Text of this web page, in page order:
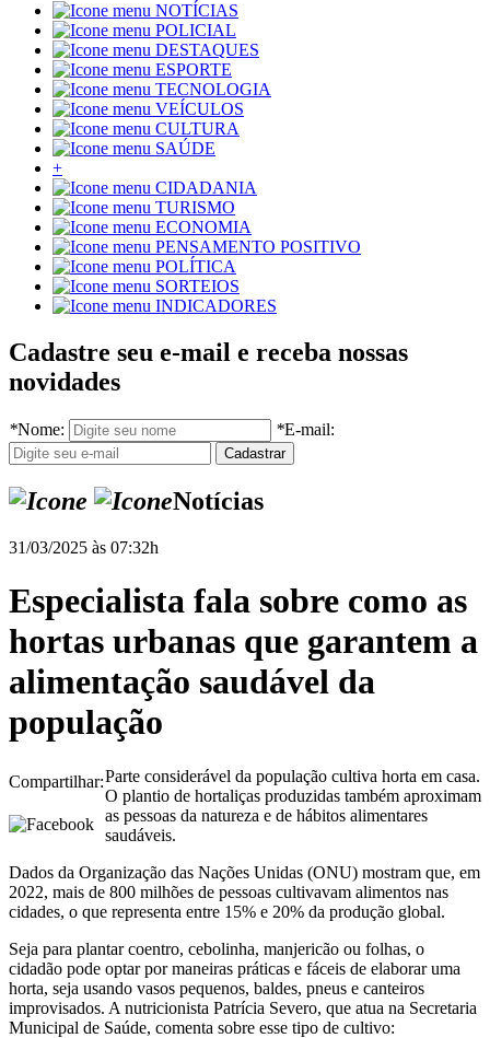
NOTÍCIAS
POLICIAL
DESTAQUES
ESPORTE
TECNOLOGIA
VEÍCULOS
CULTURA
SAÚDE
+
CIDADANIA
TURISMO
ECONOMIA
PENSAMENTO POSITIVO
POLÍTICA
SORTEIOS
INDICADORES
Cadastre seu e-mail e receba nossas
novidades
*Nome: *E-mail:
Notícias
31/03/2025 às 07:32h
Especialista fala sobre como as
hortas urbanas que garantem a
alimentação saudável da
população
Compartilhar:Parte considerável da população cultiva horta em casa.
O plantio de hortaliças produzidas também aproximam
as pessoas da natureza e de hábitos alimentares
saudáveis.
Dados da Organização das Nações Unidas (ONU) mostram que, em
2022, mais de 800 milhões de pessoas cultivavam alimentos nas
cidades, o que representa entre 15% e 20% da produção global.
Seja para plantar coentro, cebolinha, manjericão ou folhas, o
cidadão pode optar por maneiras práticas e fáceis de elaborar uma
horta, seja usando vasos pequenos, baldes, pneus e canteiros
improvisados. A nutricionista Patrícia Severo, que atua na Secretaria
Municipal de Saúde, comenta sobre esse tipo de cultivo: